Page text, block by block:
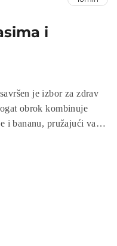
i
je izbor za zdrav
obrok kombinuje
i bananu, pružajući vam